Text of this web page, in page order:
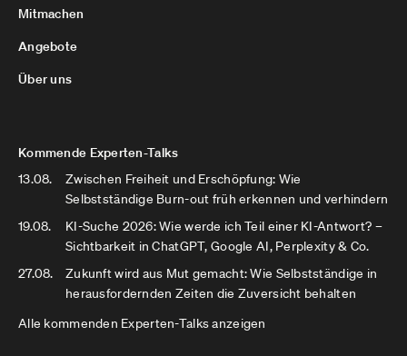
Mitmachen
Angebote
Über uns
Kommende Experten-Talks
13.08.
Zwischen Freiheit und Erschöpfung: Wie
Selbstständige Burn-out früh erkennen und verhindern
19.08.
KI-Suche 2026: Wie werde ich Teil einer KI-Antwort? –
Sichtbarkeit in ChatGPT, Google AI, Perplexity & Co.
27.08.
Zukunft wird aus Mut gemacht: Wie Selbstständige in
herausfordernden Zeiten die Zuversicht behalten
Alle kommenden Experten-Talks anzeigen